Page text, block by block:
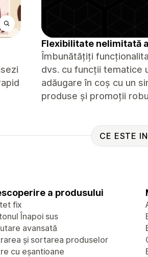
Flexibilitate nelimitată
Îmbunătățiți
dvs. cu funcții tematice
adăugare în coș cu un
produse și promoții
CE ESTE
a produsului
fix
Înapoi sus
avansată
și sortarea produselor
cu eșantioane